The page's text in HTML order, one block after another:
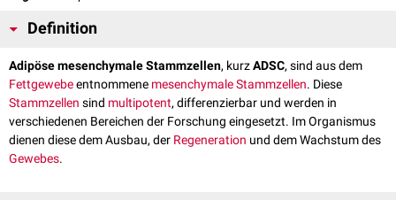
Definition
Adipöse mesenchymale Stammzellen, kurzADSC, sind aus dem
Fettgewebeentnommene mesenchymale Stammzellen. Diese
Stammzellen sind multipotent, differenzierbar und werden in
verschiedenen Bereichen der Forschung eingesetzt. Im Organismus
dienen diese dem Ausbau, der Regeneration und dem Wachstum des
Gewebes.